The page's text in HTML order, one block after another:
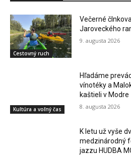
Cestovný ruch
Večerné
Jaroveckého
9. augusta 2026
Kultúra a voľný čas
Hľadáme
vínotéky a
kaštieli v Modre
8. augusta 2026
K letu už vyše
medzinárodný
jazzu HUDBA